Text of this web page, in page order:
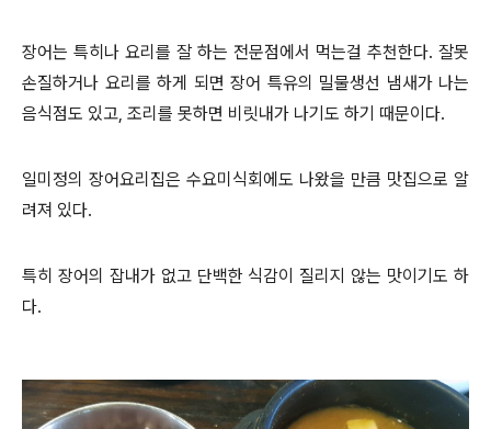
장어는 특히나 요리를 잘 하는 전문점에서 먹는걸 추천한다. 잘못
손질하거나 요리를 하게 되면 장어 특유의 밀물생선 냄새가 나는
음식점도 있고, 조리를 못하면 비릿내가 나기도 하기 때문이다.
일미정의 장어요리집은 수요미식회에도 나왔을 만큼 맛집으로 알
려져 있다.
특히 장어의 잡내가 없고 단백한 식감이 질리지 않는 맛이기도 하
다.